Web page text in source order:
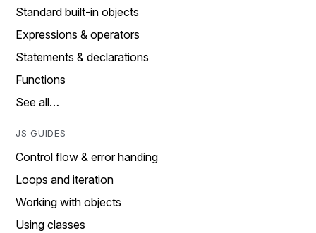
Standard built-in objects
Expressions & operators
Statements & declarations
Functions
See all…
JS GUIDES
Control flow & error handing
Loops and iteration
Working with objects
Using classes